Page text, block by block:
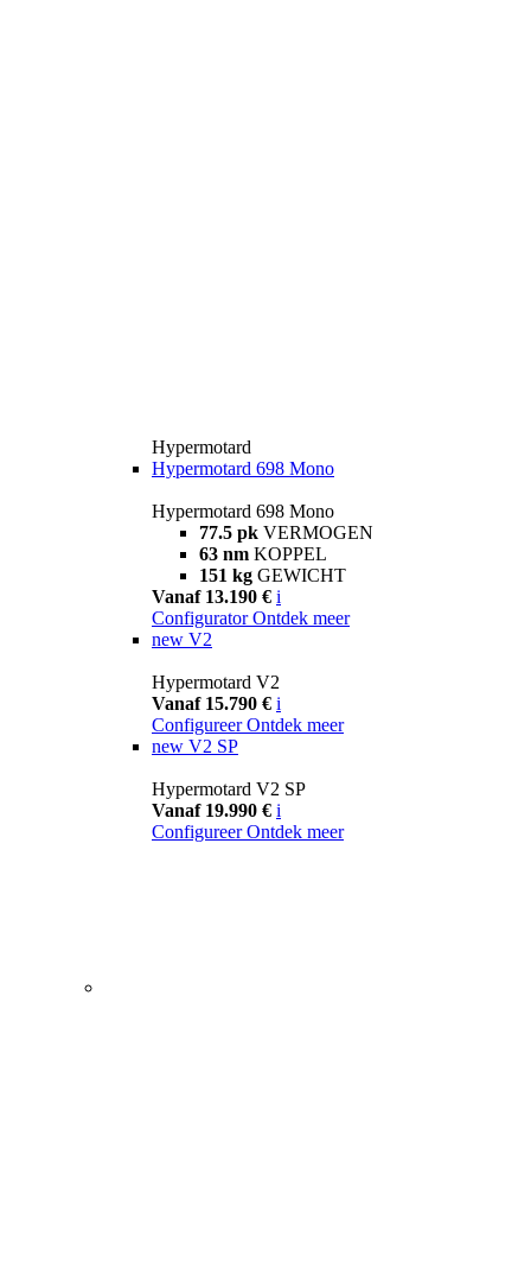
Hypermotard
Hypermotard 698 Mono
Hypermotard 698 Mono
77.5 pk VERMOGEN
63 nm KOPPEL
151 kg GEWICHT
Vanaf 13.190 € i
Configurator Ontdek meer
new V2
Hypermotard V2
Vanaf 15.790 € i
Configureer Ontdek meer
new V2 SP
Hypermotard V2 SP
Vanaf 19.990 € i
Configureer Ontdek meer